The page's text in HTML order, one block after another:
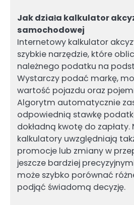
Jak działa kalkulator
samochodowej
Internetowy kalkulator
szybkie narzędzie, które
należnego podatku na
Wystarczy podać markę,
wartość pojazdu oraz
Algorytm automatycznie
odpowiednią stawkę
dokładną kwotę do zapłaty.
kalkulatory uwzględniają
promocje lub zmiany w
jeszcze bardziej
może szybko porównać
podjąć świadomą decyzję.